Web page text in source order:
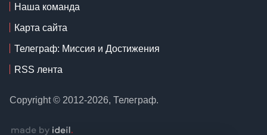
Наша команда
Карта сайта
Телеграф: Миссия и Достижения
RSS лента
Copyright © 2012-2026, Телеграф.